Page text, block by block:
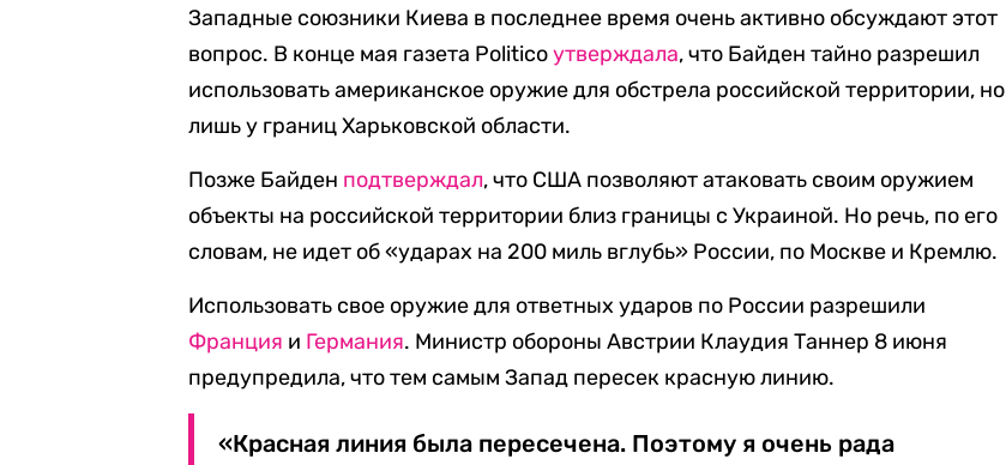
Западные союзники Киева в последнее время очень активно обсуждают этот
вопрос. В конце мая газета Politicoутверждала, что Байден тайно разрешил
использовать американское оружие для обстрела российской территории, но
лишь у границ Харьковской области.
Позже Байден подтверждал, что США позволяют атаковать своим оружием
объекты на российской территории близ границы с Украиной. Но речь, по его
словам, не идет об «ударах на 200 миль вглубь» России, по Москве и Кремлю.
Использовать свое оружие для ответных ударов по России разрешили
Франция и Германия. Министр обороны Австрии Клаудия Таннер 8 июня
предупредила, что тем самым Запад пересек красную линию.
«Красная линия была пересечена. Поэтому я очень рада